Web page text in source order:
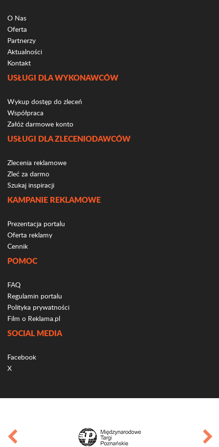
O Nas
Oferta
Partnerzy
Aktualności
Kontakt
USŁUGI DLA WYKONAWCÓW
Wykup dostęp do zleceń
Współpraca
Załóż darmowe konto
USŁUGI DLA ZLECENIODAWCÓW
Zlecenia reklamowe
Zleć za darmo
Szukaj inspiracji
KAMPANIE REKLAMOWE
Prezentacja portalu
Oferta reklamy
Cennik
POMOC
FAQ
Regulamin portalu
Polityka prywatności
Film o Reklama.pl
SOCIAL MEDIA
Facebook
X